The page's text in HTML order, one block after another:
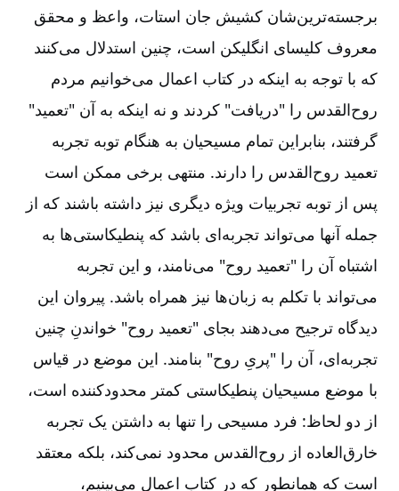
برجسته‌ترین‌شان کشیش جان استات، واعظ و محقق
معروف کلیسای انگلیکن است، چنین استدلال می‌کنند
که با توجه به اینکه در کتاب اعمال می‌خوانیم مردم
روح‌القدس را "دریافت" ‌کردند و نه اینکه به آن "تعمید"
گرفتند، بنابراین تمام مسیحیان به هنگام توبه تجربه
تعمید روح‌القدس را دارند. منتهی برخی ممکن است
پس از توبه تجربیات ویژه دیگری نیز داشته باشند که از
جمله آنها می‌تواند تجربه‌ای باشد که پنطیکاستی‌ها به
اشتباه آن را "تعمید روح" می‌نامند، و این تجربه
می‌تواند با تکلم به زبان‌ها نیز همراه باشد. پیروان این
دیدگاه ترجیح می‌دهند بجای "تعمید روح" خواندنِ چنین
تجربه‌ای، آن را "پریِ روح" بنامند. این موضع در قیاس
با موضع مسیحیان پنطیکاستی کمتر محدودکننده است،
از دو لحاظ: فرد مسیحی را تنها به داشتن یک تجربه
خارق‌العاده از روح‌القدس محدود نمی‌کند، بلکه معتقد
است که همانطور که در کتاب اعمال می‌بینیم،